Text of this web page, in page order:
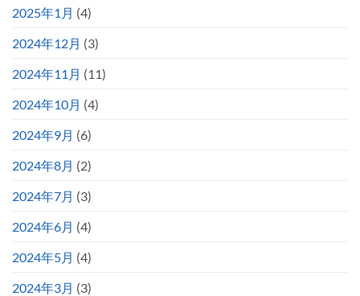
2025年1月 (4)
2024年12月 (3)
2024年11月 (11)
2024年10月 (4)
2024年9月 (6)
2024年8月 (2)
2024年7月 (3)
2024年6月 (4)
2024年5月 (4)
2024年3月 (3)